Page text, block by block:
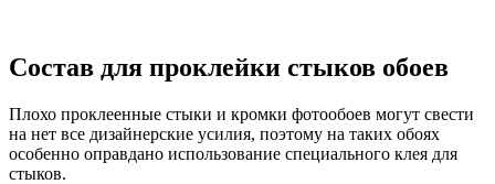
Состав для проклейки стыков обоев
Плохо проклеенные стыки и кромки фотообоев могут свести
на нет все дизайнерские усилия, поэтому на таких обоях
особенно оправдано использование специального клея для
стыков.